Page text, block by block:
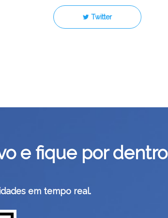
Twitter
e fique por dentro
em tempo real.